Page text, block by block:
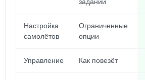
Настройка
самолётов
Ограниченные
опции
Управление Как повезёт